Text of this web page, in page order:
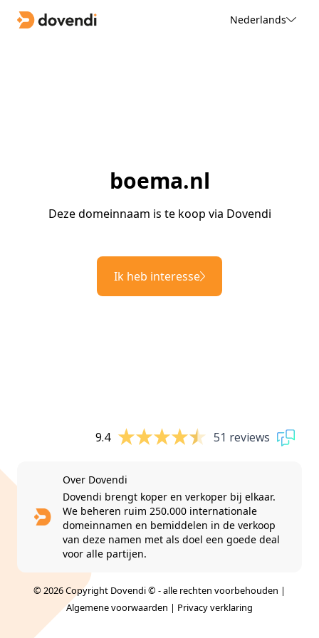
Nederlands
boema.nl
Deze domeinnaam is te koop via Dovendi
Ik heb interesse
9.4 51 reviews
Over Dovendi
Dovendi brengt koper en verkoper bij elkaar.
We beheren ruim 250.000 internationale
domeinnamen en bemiddelen in de verkoop
van deze namen met als doel een goede deal
voor alle partijen.
© 2026 Copyright Dovendi © - alle rechten voorbehouden |
Algemene voorwaarden | Privacy verklaring